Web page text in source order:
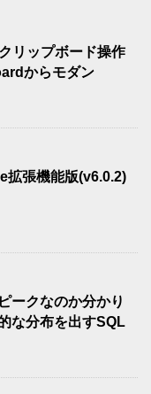
リップボード操作
からモダン
張機能版(v6.0.2)
ークなのか分かり
な分布を出すSQL